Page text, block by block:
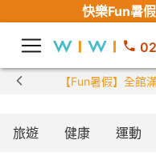
快樂Fun暑假
【Fun暑假】全
旅遊 健康 運動